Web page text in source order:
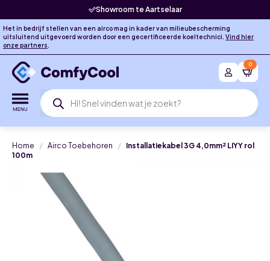
Showroom te Aartselaar
Het in bedrijf stellen van een airco mag in kader van milieubescherming
uitsluitend uitgevoerd worden door een gecertificeerde koeltechnici. Vind hier
onze partners.
Producten
zoeken
0
Home Airco Toebehoren
Installatiekabel 3G 4,0mm² LIYY rol
100m